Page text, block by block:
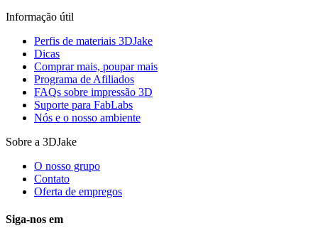
Informação útil
Perfis de materiais 3DJake
Dicas
Comprar mais, poupar mais
Programa de Afiliados
FAQs sobre impressão 3D
Suporte para FabLabs
Nós e o nosso ambiente
Sobre a 3DJake
O nosso grupo
Contato
Oferta de empregos
Siga-nos em